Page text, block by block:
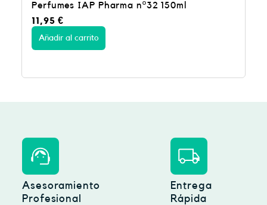
Perfumes IAP Pharma nº32 150ml
11,95€
Añadir al carrito
Asesoramiento
Profesional
Entrega
Rápida